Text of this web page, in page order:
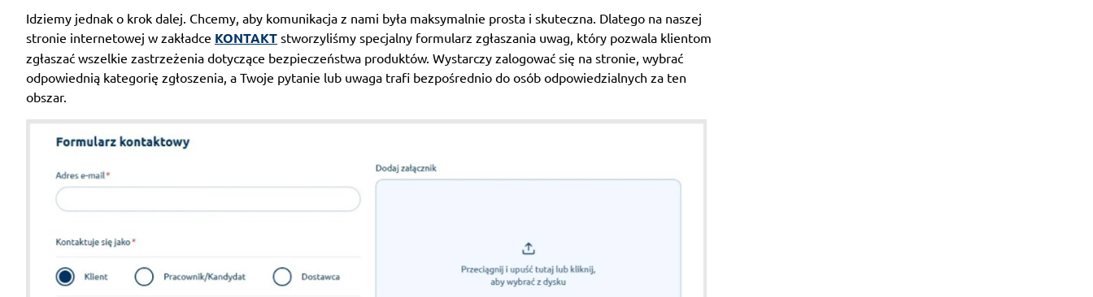
Idziemy jednak o krok dalej. Chcemy, aby komunikacja z nami była maksymalnie prosta i skuteczna. Dlatego na naszej
stronie internetowej w zakładce KONTAKT stworzyliśmy specjalny formularz zgłaszania uwag, który pozwala klientom
zgłaszać wszelkie zastrzeżenia dotyczące bezpieczeństwa produktów. Wystarczy zalogować się na stronie, wybrać
odpowiednią kategorię zgłoszenia, a Twoje pytanie lub uwaga trafi bezpośrednio do osób odpowiedzialnych za ten
obszar.